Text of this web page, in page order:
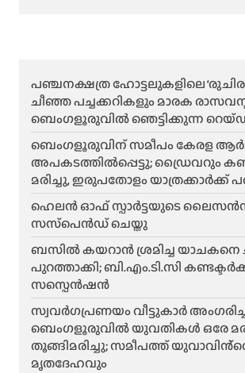
പഞ്ചനക്ഷത്ര ഹോട്ടലുകളിലെ
ചീഞ്ഞ പച്ചക്കറികളും മാരക
ബെംഗളൂരുവിൽ ഞെട്ടിക്കുന്ന
ബെംഗളൂരുവിന് സമീപം കേരള
അപകടത്തിൽപ്പെട്ടു; ഡ്രൈവറും
മരിച്ചു, ഇരുപതോളം യാത്രക്കാർക്ക്
ഹെലന്‍ ഓഫ് സ്പാര്‍ട്ടയുടെ
സസ്‌പെന്‍ഡ് ചെയ്തു
ബസിൽ കയറാൻ ശ്രമിച്ച യാചകനെ
പുറത്താക്കി; ബി.എം.ടി.സി
സസ്പെൻഷൻ
സ്വവർഗപ്രണയം വീട്ടുകാർ
ബെംഗളൂരുവിൽ യുവതികൾ ഒരേ
തൂങ്ങിമരിച്ചു; സമീപത്ത്
മൃതദേഹവും